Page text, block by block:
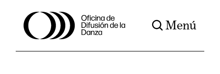
Menú